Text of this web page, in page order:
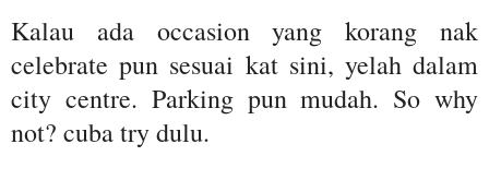
Kalau ada occasion yang korang nak
celebrate pun sesuai kat sini, yelah dalam
city centre. Parking pun mudah. So why
not? cuba try dulu.